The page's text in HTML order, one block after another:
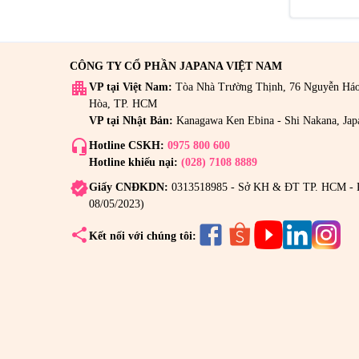
CÔNG TY CỔ PHẦN JAPANA VIỆT NAM
apartment VP tại Việt Nam: Tòa Nhà Trường Thịnh, 76 Nguyễn
Hòa, TP. HCM
VP tại Nhật Bản: Kanagawa Ken Ebina - Shi Nakana,
headset_mic Hotline CSKH: 0975 800 600
Hotline khiếu nại: (028) 7108 8889
verifiedGiấy CNĐKDN: 0313518985 - Sở KH & ĐT TP. HCM -
08/05/2023)
share Kết nối với chúng tôi: